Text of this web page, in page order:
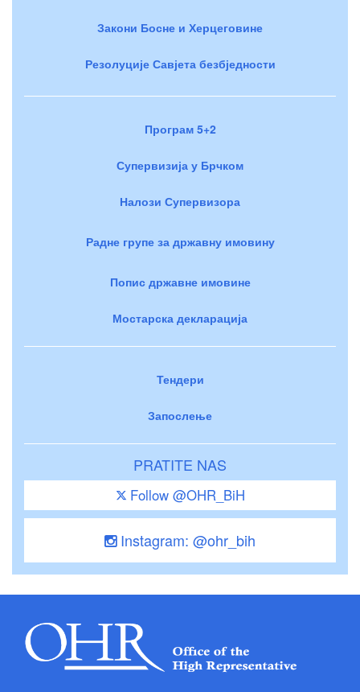
Закони Босне и Херцеговине
Резолуције Савјета безбједности
Програм 5+2
Супервизија у Брчком
Налози Супервизора
Радне групе за државну имовину
Попис државне имовине
Мостарска декларација
Тендери
Запослење
PRATITE NAS
Follow @OHR_BiH
Instagram: @ohr_bih